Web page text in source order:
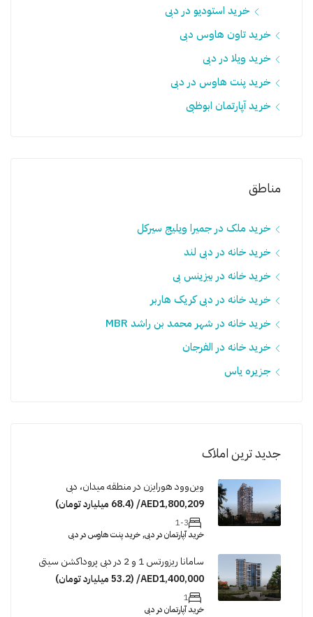
خرید استودیو در دبی
خرید تاون هاوس دبی
خرید ویلا در دبی
خرید پنت هاوس در دبی
خرید آپارتمان ابوظبی
مناطق
خرید ملک در جمیرا ویلیج سيرکل
خرید خانه در دبی لند
خرید خانه در بیزینس بی
خرید خانه در دبی کریک هاربر
خرید خانه در شهر محمد بن راشد MBR
خرید خانه در الفرجان
جزیره یاس
جدید ترین املاک
وین‌وود هورایزن در منطقه میدان، دبی
AED1,800,209/ (68.4 میلیارد تومان)
1-3
خرید آپارتمان در دبی, خرید پنت هاوس در دبی
سامانا ریزورتس 1 و 2 در دبی پروداکشن سیتی
AED1,400,000/ (53.2 میلیارد تومان)
1
خرید آپارتمان در دبی